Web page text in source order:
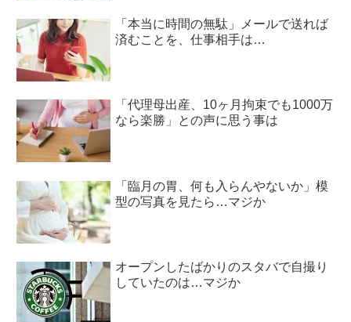
「本当に時間の無駄」メールで送れば
済むことを、仕事相手は…
「代理母出産、10ヶ月拘束でも1000万
なら楽勝」との声に思う事は
「臨月の胃、何も入らんやないか」模
型の写真を見たら…マジか
オープンしたばかりのスタバで自撮り
していたのは…マジか